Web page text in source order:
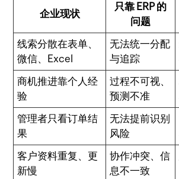
企业现状
只靠 ERP 的
问题
线索分散在表单、
微信、Excel
无法统一分配
与追踪
商机推进靠个人经
验
过程不可视、
预测不准
管理者只看订单结
果
无法提前识别
风险
客户资料重复、更
新慢
协作冲突、信
息不一致